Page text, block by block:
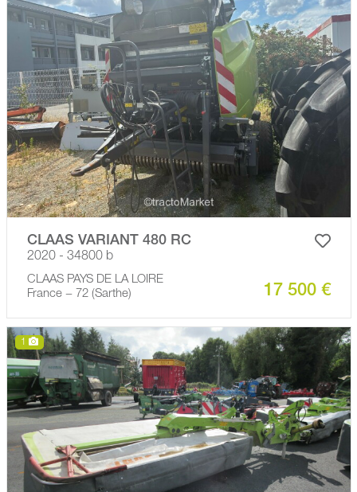
CLAAS VARIANT 480 RC
2020 - 34800 b
CLAAS PAYS DE LA LOIRE
France − 72 (Sarthe)
17 500 €
1